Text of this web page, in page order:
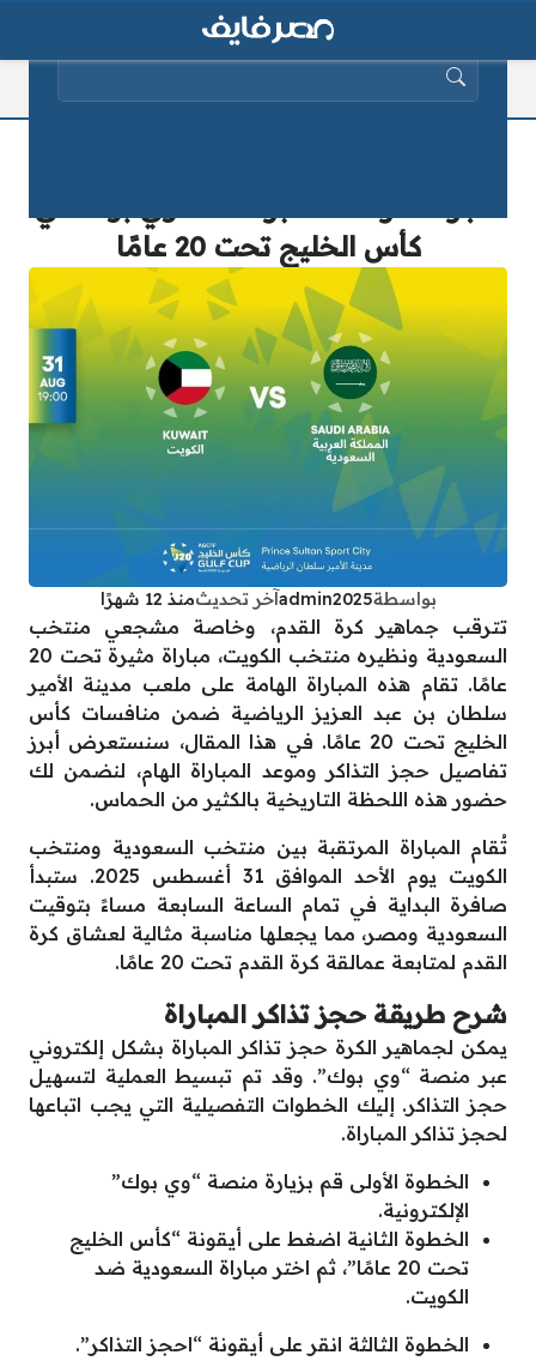
كأس الخليج تحت 20 عامًا
بواسطةadmin2025آخر تحديثمنذ 12 شهرًا
تترقب جماهير كرة القدم، وخاصة مشجعي منتخب
السعودية ونظيره منتخب الكويت، مباراة مثيرة تحت 20
عامًا. تقام هذه المباراة الهامة على ملعب مدينة الأمير
سلطان بن عبد العزيز الرياضية ضمن منافسات كأس
الخليج تحت 20 عامًا. في هذا المقال، سنستعرض أبرز
تفاصيل حجز التذاكر وموعد المباراة الهام، لنضمن لك
حضور هذه اللحظة التاريخية بالكثير من الحماس.
تُقام المباراة المرتقبة بين منتخب السعودية ومنتخب
الكويت يوم الأحد الموافق 31 أغسطس 2025. ستبدأ
صافرة البداية في تمام الساعة السابعة مساءً بتوقيت
السعودية ومصر، مما يجعلها مناسبة مثالية لعشاق كرة
القدم لمتابعة عمالقة كرة القدم تحت 20 عامًا.
شرح طريقة حجز تذاكر المباراة
يمكن لجماهير الكرة حجز تذاكر المباراة بشكل إلكتروني
عبر منصة “وي بوك”. وقد تم تبسيط العملية لتسهيل
حجز التذاكر. إليك الخطوات التفصيلية التي يجب اتباعها
لحجز تذاكر المباراة.
الخطوة الأولى قم بزيارة منصة “وي بوك”
الإلكترونية.
الخطوة الثانية اضغط على أيقونة “كأس الخليج
تحت 20 عامًا”، ثم اختر مباراة السعودية ضد
الكويت.
الخطوة الثالثة انقر على أيقونة “احجز التذاكر”.
البحث عن: